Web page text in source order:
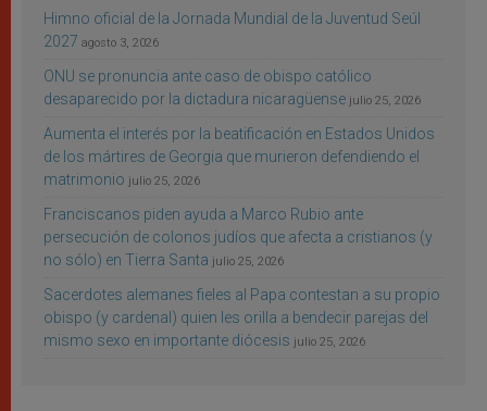
Himno oficial de la Jornada Mundial de la Juventud Seúl
2027 agosto 3, 2026
ONU se pronuncia ante caso de obispo católico
desaparecido por la dictadura nicaragüense julio 25, 2026
Aumenta el interés por la beatificación en Estados Unidos
de los mártires de Georgia que murieron defendiendo el
matrimonio julio 25, 2026
Franciscanos piden ayuda a Marco Rubio ante
persecución de colonos judíos que afecta a cristianos (y
no sólo) en Tierra Santa julio 25, 2026
Sacerdotes alemanes fieles al Papa contestan a su propio
obispo (y cardenal) quien les orilla a bendecir parejas del
mismo sexo en importante diócesis julio 25, 2026